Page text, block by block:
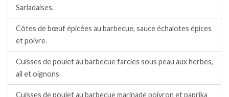
Sarladaises.
Côtes de bœuf épicées au barbecue, sauce échalotes épices
et poivre.
Cuisses de poulet au barbecue farcies sous peau aux herbes,
ail et oignons
Cuisses de poulet au barbecue marinade poivron et paprika